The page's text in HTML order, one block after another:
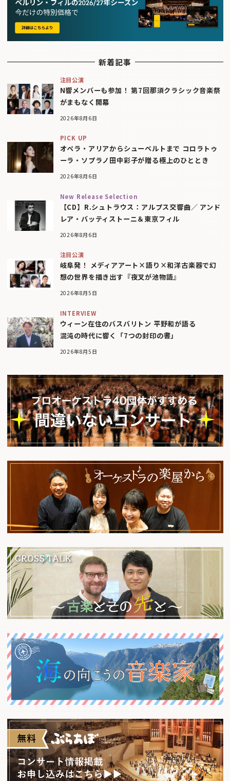
新着記事
注目公演
N響メンバーも参加！ 第7回那須クラシック音楽祭
がまもなく開幕
2026年8月6日
PICK UP
オペラ・アリアからシューベルトまで コロラトゥ
ーラ・ソプラノ田中彩子が贈る極上のひととき
2026年8月6日
New Release Selection
【CD】R.シュトラウス：アルプス交響曲／ アンド
レア・バッティストーニ＆東京フィル
2026年8月6日
注目公演
岐阜発！ メディアアート×語り×和洋古楽器で幻
想の世界を描き出す『夜叉が池物語』
2026年8月5日
INTERVIEW
ウィーン在住のバスバリトン 平野和が語る
混沌の時代に響く「7つの封印の書」
2026年8月5日